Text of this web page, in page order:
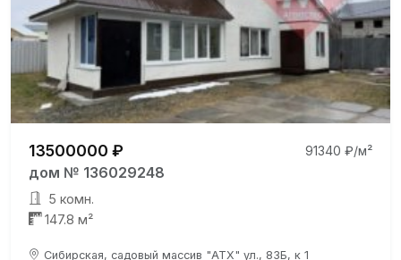
13500000 ₽ 91340 ₽/м²
дом № 136029248
5 комн.
147.8 м²
Сибирская, садовый массив "АТХ" ул., 83Б, к 1